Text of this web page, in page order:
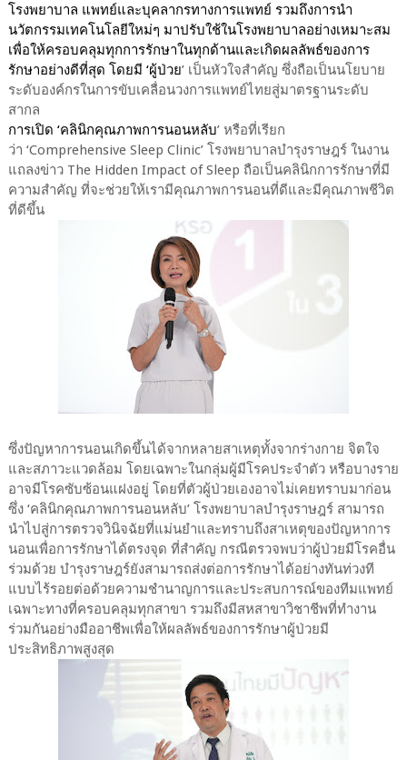
โรงพยาบาล แพทย์และบุคลากรทางการแพทย์ รวมถึงการนำ
นวัตกรรมเทคโนโลยีใหม่ๆ มาปรับใช้ในโรงพยาบาลอย่างเหมาะสม
เพื่อให้ครอบคลุมทุกการรักษาในทุกด้านและเกิดผลลัพธ์ของการ
รักษาอย่างดีที่สุด โดยมี ‘ผู้ป่วย’ เป็นหัวใจสำคัญ ซึ่งถือเป็นนโยบาย
ระดับองค์กรในการขับเคลื่อนวงการแพทย์ไทยสู่มาตรฐานระดับ
สากล
การเปิด ‘คลินิกคุณภาพการนอนหลับ’ หรือที่เรียก
ว่า ‘Comprehensive Sleep Clinic’ โรงพยาบาลบำรุงราษฎร์ ในงาน
แถลงข่าว The Hidden Impact of Sleep ถือเป็นคลินิกการรักษาที่มี
ความสำคัญ ที่จะช่วยให้เรามีคุณภาพการนอนที่ดีและมีคุณภาพชีวิต
ที่ดีขึ้น
ซึ่งปัญหาการนอนเกิดขึ้นได้จากหลายสาเหตุทั้งจากร่างกาย จิตใจ
และสภาวะแวดล้อม โดยเฉพาะในกลุ่มผู้มีโรคประจำตัว หรือบางราย
อาจมีโรคซับซ้อนแฝงอยู่ โดยที่ตัวผู้ป่วยเองอาจไม่เคยทราบมาก่อน
ซึ่ง ‘คลินิกคุณภาพการนอนหลับ’ โรงพยาบาลบำรุงราษฎร์ สามารถ
นำไปสู่การตรวจวินิจฉัยที่แม่นยำและทราบถึงสาเหตุของปัญหาการ
นอนเพื่อการรักษาได้ตรงจุด ที่สำคัญ กรณีตรวจพบว่าผู้ป่วยมีโรคอื่น
ร่วมด้วย บำรุงราษฎร์ยังสามารถส่งต่อการรักษาได้อย่างทันท่วงที
แบบไร้รอยต่อด้วยความชำนาญการและประสบการณ์ของทีมแพทย์
เฉพาะทางที่ครอบคลุมทุกสาขา รวมถึงมีสหสาขาวิชาชีพที่ทำงาน
ร่วมกันอย่างมืออาชีพเพื่อให้ผลลัพธ์ของการรักษาผู้ป่วยมี
ประสิทธิภาพสูงสุด